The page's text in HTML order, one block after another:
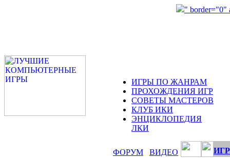
" border="0"
ИГРЫ ПО ЖАНРАМ
ПРОХОЖДЕНИЯ ИГР
СОВЕТЫ МАСТЕРОВ
КЛУБ ИКИ
ЭНЦИКЛОПЕДИЯ
ЛКИ
ФОРУМ ВИДЕО